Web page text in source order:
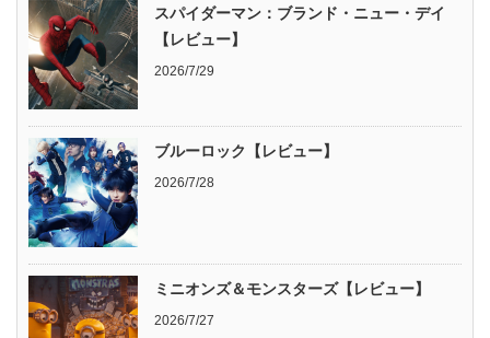
スパイダーマン：ブランド・ニュー・デイ
【レビュー】
2026/7/29
ブルーロック【レビュー】
2026/7/28
ミニオンズ＆モンスターズ【レビュー】
2026/7/27